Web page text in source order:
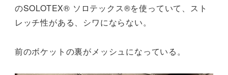
のSOLOTEX® ソロテックス®を使っていて、スト
レッチ性がある、シワにならない。
前のボケットの裏がメッシュになっている。